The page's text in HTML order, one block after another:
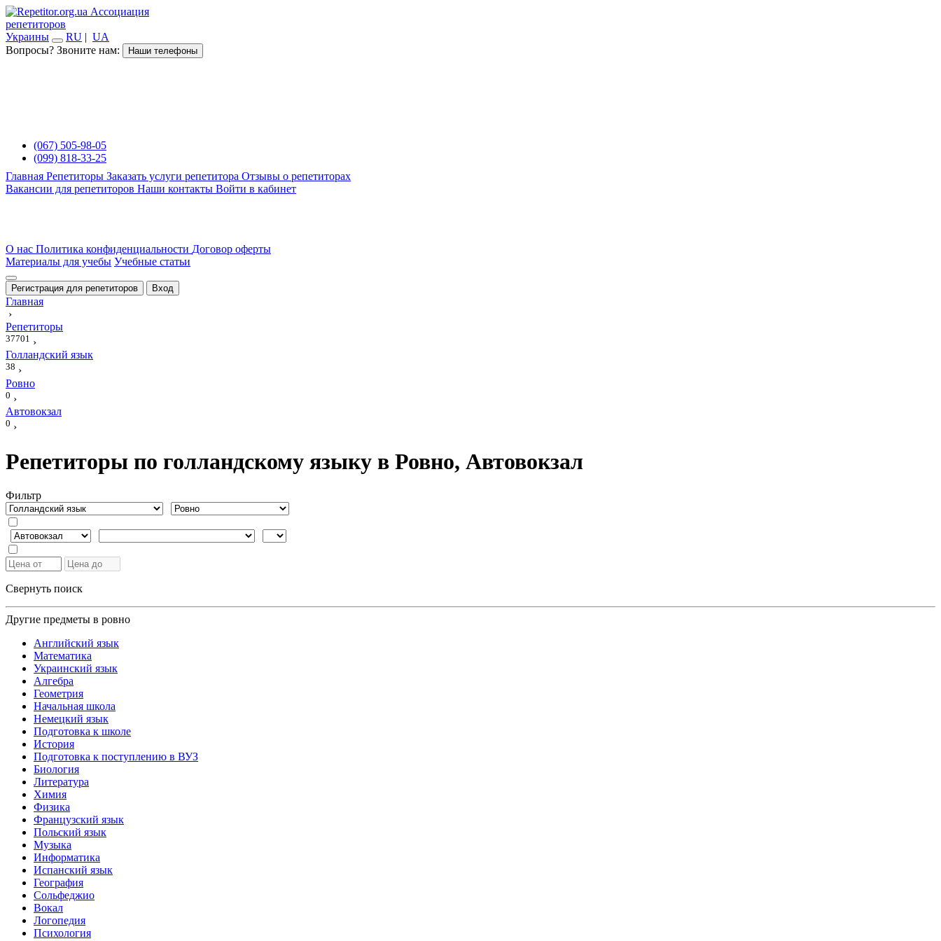
Ассоциация
репетиторов
Украины
RU | UA
Вопросы? Звоните нам:
Наши телефоны
(067) 505-98-05
(099) 818-33-25
Главная Репетиторы Заказать услуги репетитора Отзывы о репетиторах
Вакансии для репетиторов Наши контакты Войти в кабинет
О нас Политика конфиденциальности Договор оферты
Материалы для учебы Учебные статьи
Регистрация для репетиторов Вход
Главная
›
Репетиторы
37701 ›
Голландский язык
38 ›
Ровно
0 ›
Автовокзал
0 ›
Репетиторы по голландскому языку в Ровно, Автовокзал
Фильтр
Свернуть поиск
Другие предметы в ровно
Английский язык
Математика
Украинский язык
Алгебра
Геометрия
Начальная школа
Немецкий язык
Подготовка к школе
История
Подготовка к поступлению в ВУЗ
Биология
Литература
Химия
Физика
Французский язык
Польский язык
Музыка
Информатика
Испанский язык
География
Сольфеджио
Вокал
Логопедия
Психология